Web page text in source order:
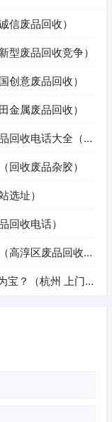
信废品回收）
型废品回收竞争）
创意废品回收）
金属废品回收）
回收电话大全（温
回收废品杂胶）
选址）
回收电话）
高淳区废品回收站
宝？（杭州 上门回